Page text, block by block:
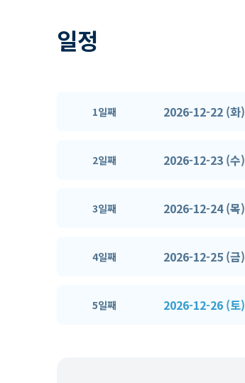
일정
1일째 2026-12-22 (화)
2일째 2026-12-23 (수)
3일째 2026-12-24 (목)
4일째 2026-12-25 (금)
5일째 2026-12-26 (토)